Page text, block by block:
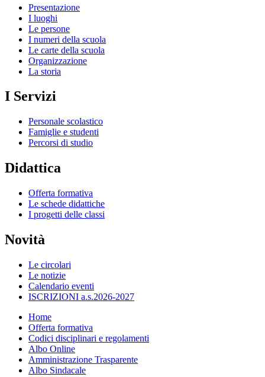
Presentazione
I luoghi
Le persone
I numeri della scuola
Le carte della scuola
Organizzazione
La storia
I Servizi
Personale scolastico
Famiglie e studenti
Percorsi di studio
Didattica
Offerta formativa
Le schede didattiche
I progetti delle classi
Novità
Le circolari
Le notizie
Calendario eventi
ISCRIZIONI a.s.2026-2027
Home
Offerta formativa
Codici disciplinari e regolamenti
Albo Online
Amministrazione Trasparente
Albo Sindacale